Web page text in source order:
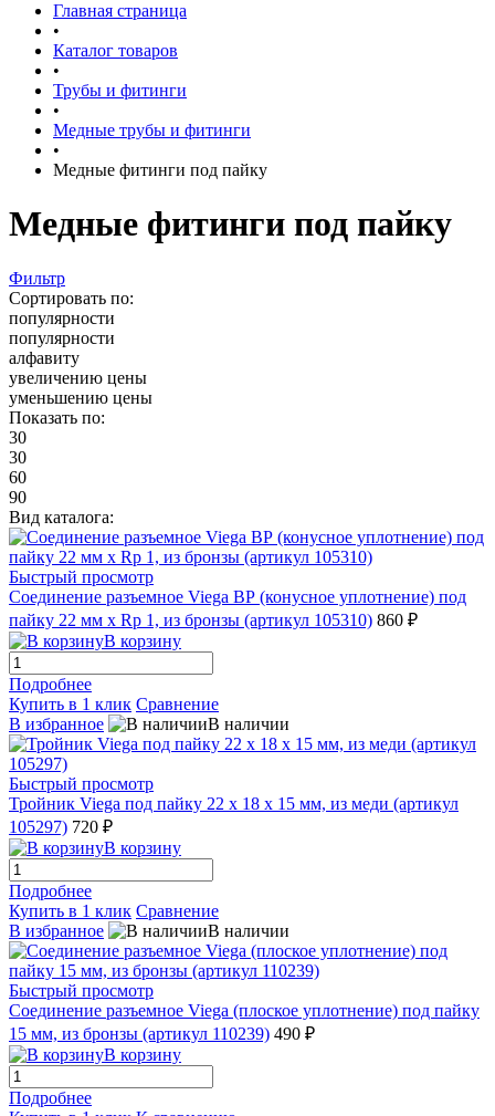
Главная страница
•
Каталог товаров
•
Трубы и фитинги
•
Медные трубы и фитинги
•
Медные фитинги под пайку
Медные фитинги под пайку
Фильтр
Сортировать по:
популярности
популярности
алфавиту
увеличению цены
уменьшению цены
Показать по:
30
30
60
90
Вид каталога:
Быстрый просмотр
Соединение разъемное Viega ВР (конусное уплотнение) под
пайку 22 мм х Rp 1, из бронзы (артикул 105310) 860 ₽
В корзину
Подробнее
Купить в 1 клик Сравнение
В избранное
В наличии
Быстрый просмотр
Тройник Viega под пайку 22 x 18 x 15 мм, из меди (артикул
105297) 720 ₽
В корзину
Подробнее
Купить в 1 клик Сравнение
В избранное
В наличии
Быстрый просмотр
Соединение разъемное Viega (плоское уплотнение) под пайку
15 мм, из бронзы (артикул 110239) 490 ₽
В корзину
Подробнее